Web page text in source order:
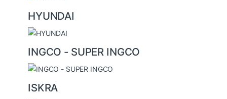
HYUNDAI
INGCO - SUPER INGCO
ISKRA